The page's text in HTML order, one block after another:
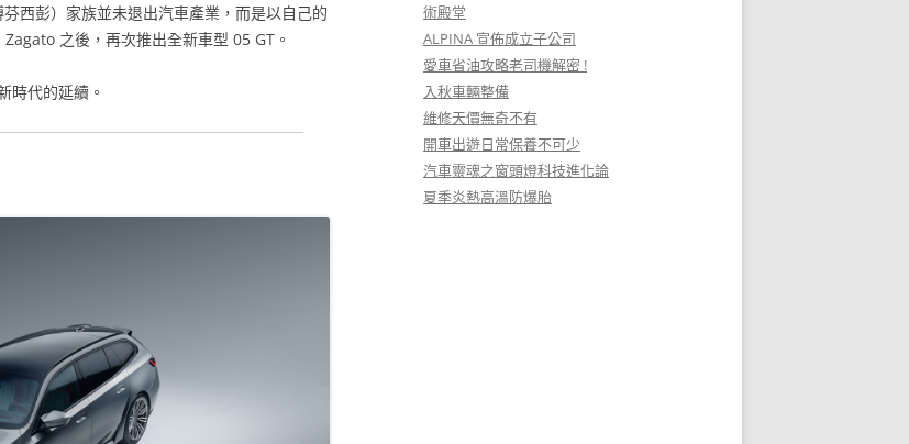
西彭）家族並未退出汽車產業，而是以自己的
之後，再次推出全新車型 05 GT。
時代的延續。
術殿堂
ALPINA 宣佈成立子公司
愛車省油攻略老司機解密 !
入秋車輛整備
維修天價無奇不有
開車出遊日常保養不可少
汽車靈魂之窗頭燈科技進化論
夏季炎熱高溫防爆胎